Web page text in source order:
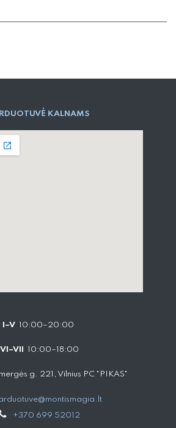
KALNAMS
I–V 10:00–20:00
VI–VII 10:00–18:00
g. 221, Vilnius PC "PIKAS"
+370 699 52012